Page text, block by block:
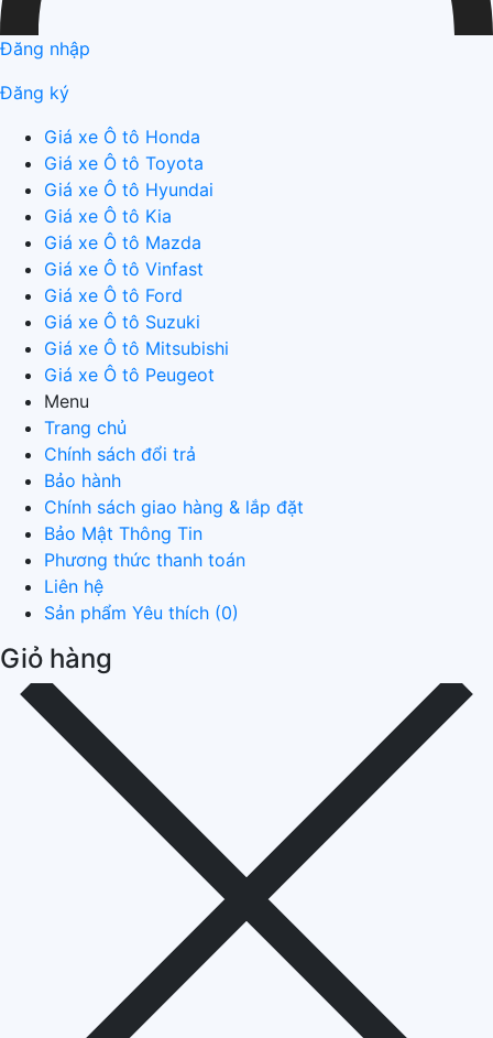
Đăng nhập
Đăng ký
Giá xe Ô tô Honda
Giá xe Ô tô Toyota
Giá xe Ô tô Hyundai
Giá xe Ô tô Kia
Giá xe Ô tô Mazda
Giá xe Ô tô Vinfast
Giá xe Ô tô Ford
Giá xe Ô tô Suzuki
Giá xe Ô tô Mitsubishi
Giá xe Ô tô Peugeot
Menu
Trang chủ
Chính sách đổi trả
Bảo hành
Chính sách giao hàng & lắp đặt
Bảo Mật Thông Tin
Phương thức thanh toán
Liên hệ
Sản phẩm Yêu thích (0)
Giỏ hàng